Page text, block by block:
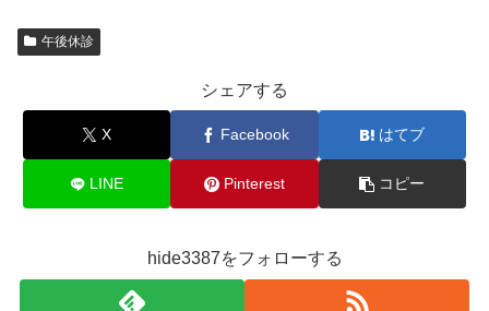
午後休診
シェアする
X Facebook はてブ
LINE Pinterest コピー
hide3387をフォローする